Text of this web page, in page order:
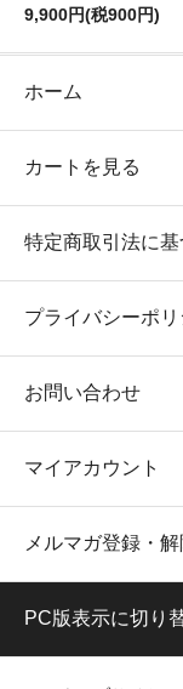
9,900円(税900円)
ホーム
カートを見る
特定商取引法に
プライバシーポリ
お問い合わせ
マイアカウント
メルマガ登録・解
PC版表示に切り